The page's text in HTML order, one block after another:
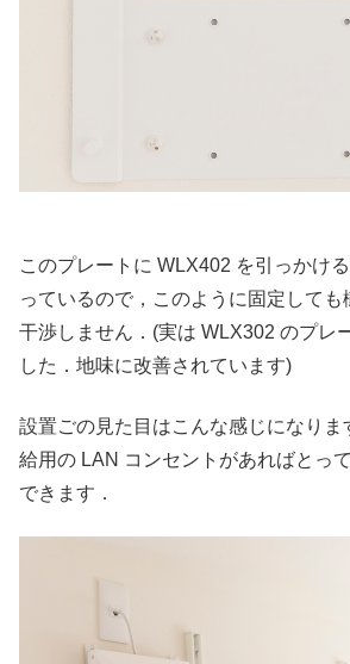
このプレートに WLX402 を引っかけ
っているので，このように固定しても
干渉しません．(実は WLX302 のプレ
した．地味に改善されています)
設置ごの見た目はこんな感じになりま
給用の LAN コンセントがあればとっ
できます．